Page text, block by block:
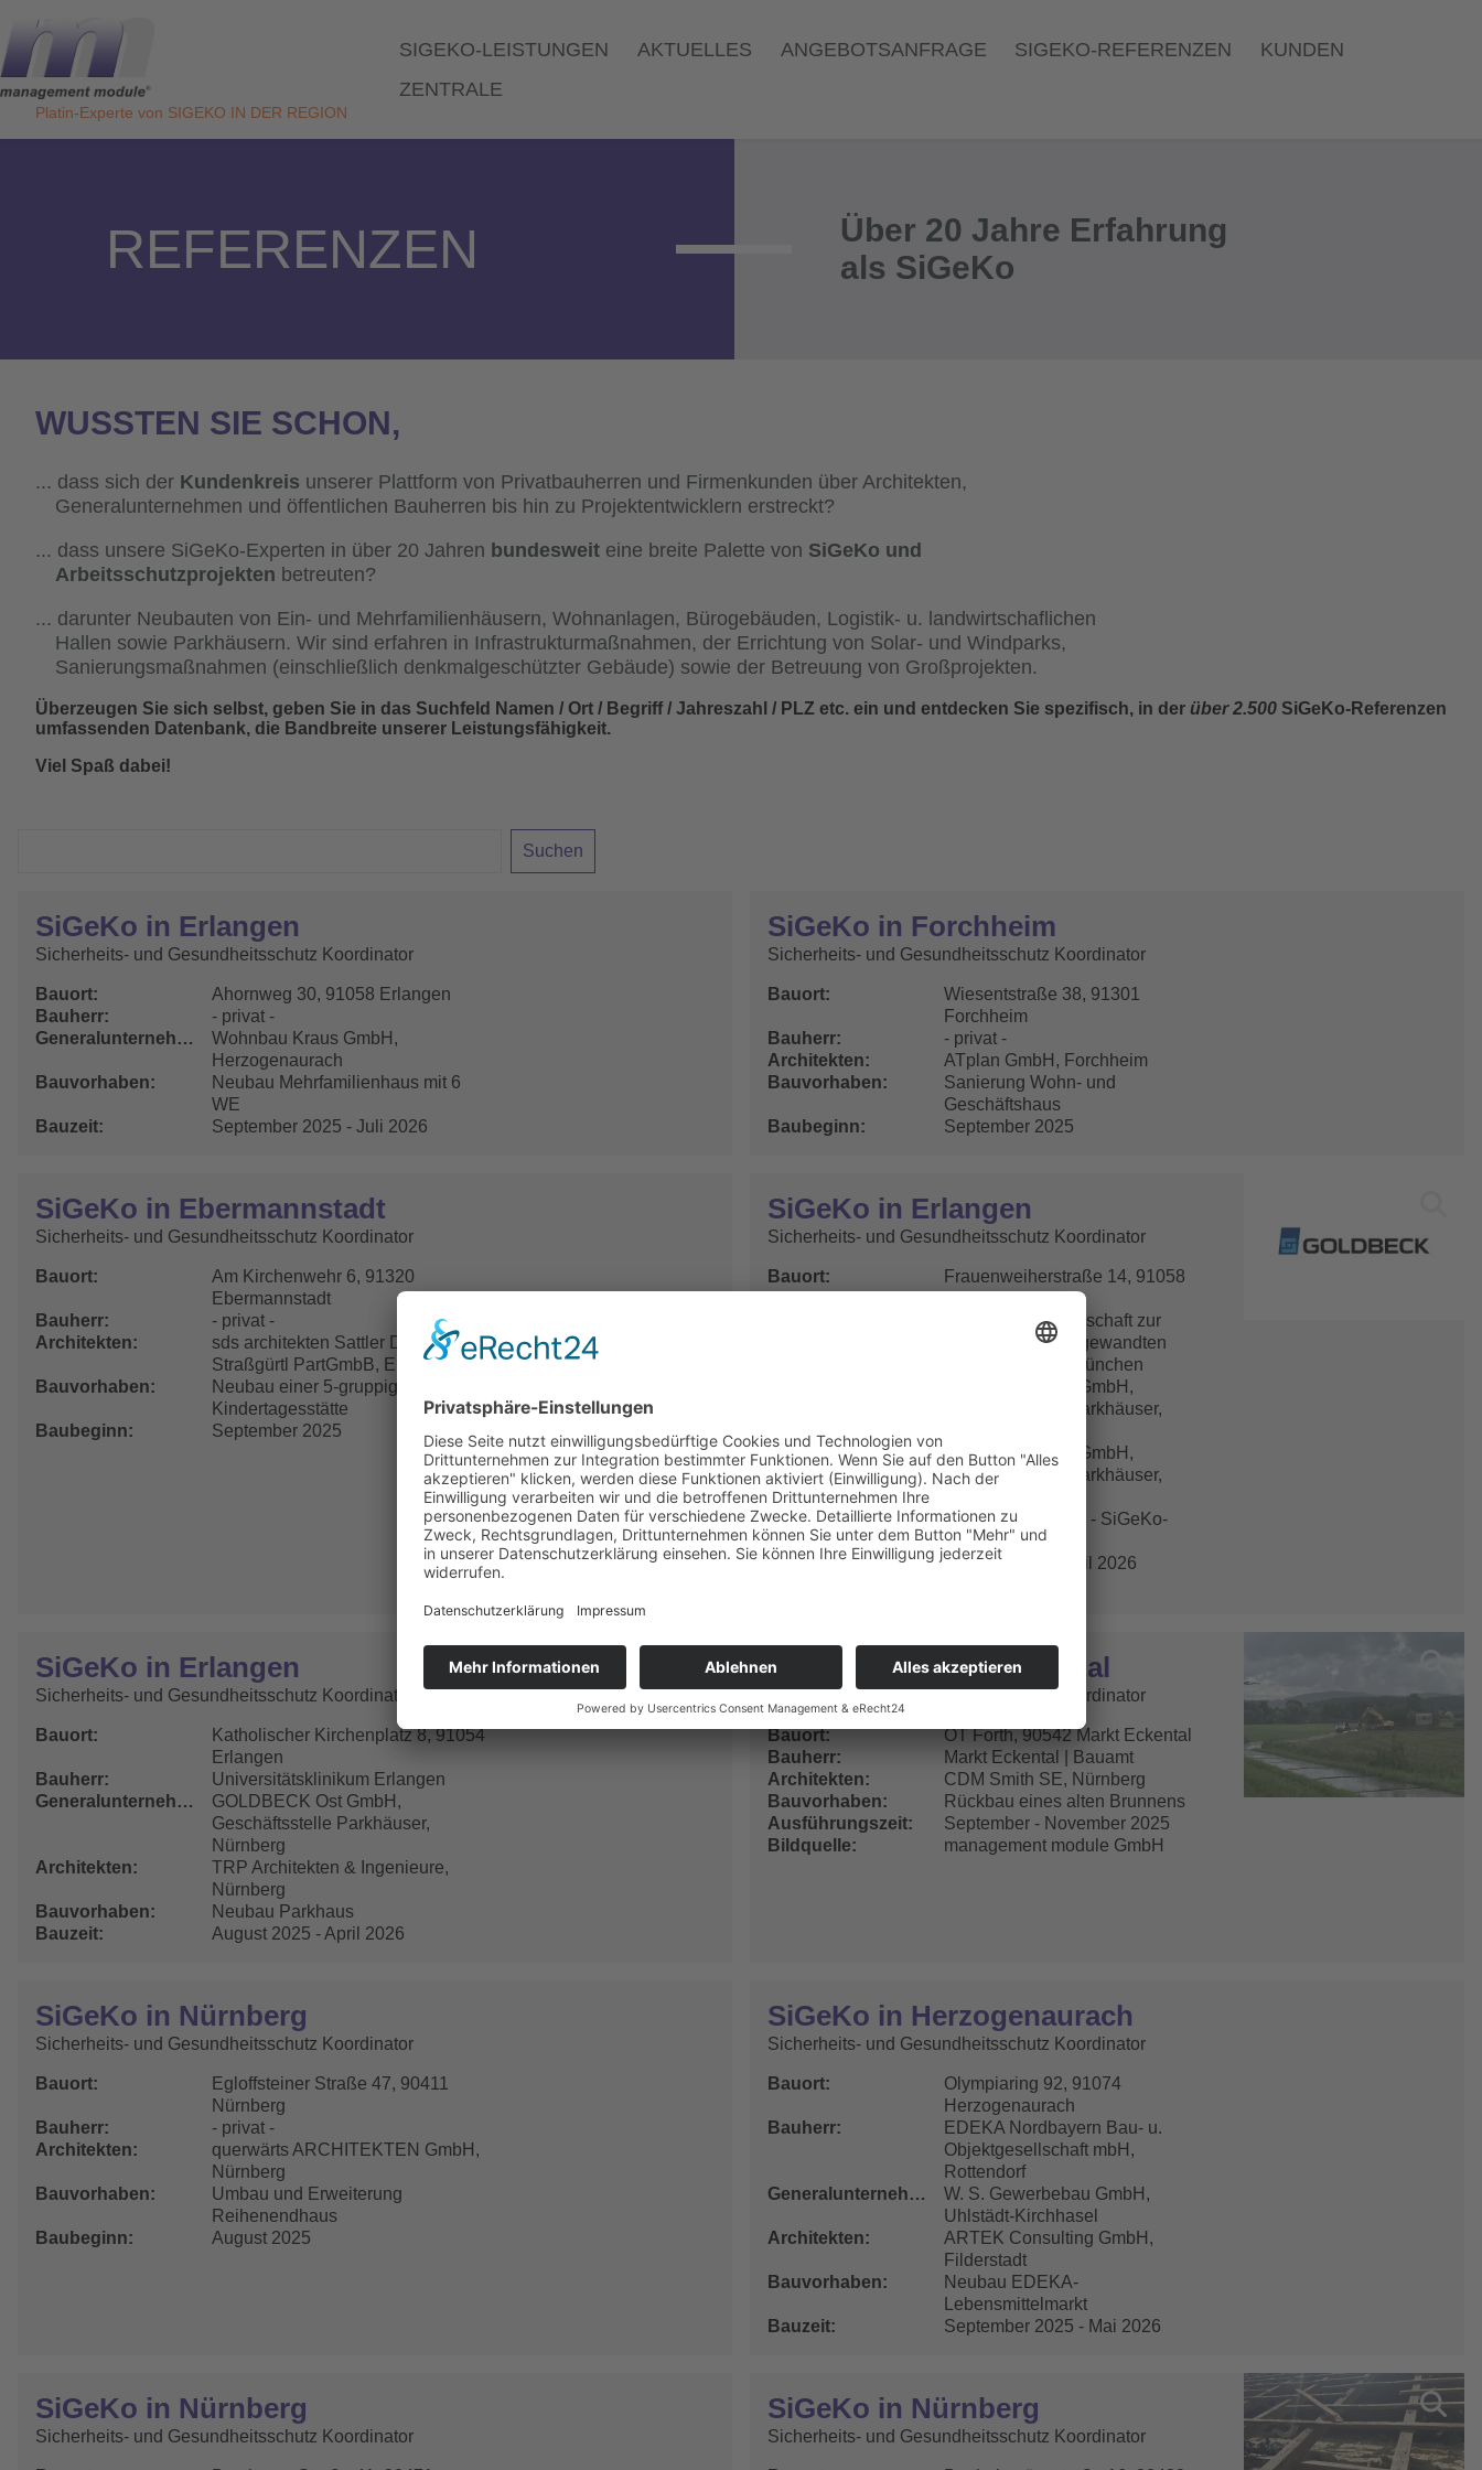
Inhalt
Platin-Experte von SIGEKO IN DER REGION
HAUPTNAVIGATION
SIGEKO-LEISTUNGEN AKTUELLES ANGEBOTSANFRAGE SIGEKO-REFERENZEN
KUNDEN
ZENTRALE
REFERENZEN
Über 20 Jahre Erfahrung
als SiGeKo
WUSSTEN SIE SCHON,
dass sich der Kundenkreis unserer Plattform von Privatbauherren und Firmenkunden über Architekten,
Generalunternehmen und öffentlichen Bauherren bis hin zu Projektentwicklern erstreckt?
dass unsere SiGeKo-Experten in über 20 Jahren bundesweit eine breite Palette von SiGeKo und
Arbeitsschutzprojekten betreuten?
darunter Neubauten von Ein- und Mehrfamilienhäusern, Wohnanlagen, Bürogebäuden, Logistik- u. landwirtschaflichen
Hallen sowie Parkhäusern. Wir sind erfahren in Infrastrukturmaßnahmen, der Errichtung von Solar- und Windparks,
Sanierungsmaßnahmen (einschließlich denkmalgeschützter Gebäude) sowie der Betreuung von Großprojekten.
Überzeugen Sie sich selbst, geben Sie in das Suchfeld Namen / Ort / Begriff / Jahreszahl / PLZ etc. ein und entdecken Sie spezifisch, in der über 2.500 SiGeKo-Referenzen
umfassenden Datenbank, die Bandbreite unserer Leistungsfähigkeit.
Viel Spaß dabei!
SiGeKo in Erlangen
Sicherheits- und Gesundheitsschutz Koordinator
Bauort
Ahornweg 30, 91058 Erlangen
Bauherr
- privat -
Generalunternehmer
Wohnbau Kraus GmbH,
Herzogenaurach
Bauvorhaben
Neubau Mehrfamilienhaus mit 6
WE
Bauzeit
September 2025 - Juli 2026
SiGeKo in Forchheim
Sicherheits- und Gesundheitsschutz Koordinator
Bauort
Wiesentstraße 38, 91301
Forchheim
Bauherr
- privat -
Architekten
ATplan GmbH, Forchheim
Bauvorhaben
Sanierung Wohn- und
Geschäftshaus
Baubeginn
September 2025
SiGeKo in Ebermannstadt
Sicherheits- und Gesundheitsschutz Koordinator
Bauort
Am Kirchenwehr 6, 91320
Ebermannstadt
Bauherr
- privat -
Architekten
sds architekten Sattler Deilke
Straßgürtl PartGmbB, Erlangen
Bauvorhaben
Neubau einer 5-gruppigen
Kindertagesstätte
Baubeginn
September 2025
SiGeKo in Erlangen
Sicherheits- und Gesundheitsschutz Koordinator
Bauort
Frauenweiherstraße 14, 91058
Fraunhofer-Gesellschaft zur
Förderung der angewandten
Forschung e.V., München
GOLDBECK Ost GmbH,
Geschäftsstelle Parkhäuser,
Architekten
GOLDBECK Ost GmbH,
Geschäftsstelle Parkhäuser,
Bauvorhaben
Neubau Parkhaus - SiGeKo-
Planungsphase
Bauzeit
August 2025 - April 2026
SiGeKo in Erlangen
Sicherheits- und Gesundheitsschutz Koordinator
Bauort
Katholischer Kirchenplatz 8, 91054
Erlangen
Bauherr
Universitätsklinikum Erlangen
Generalunternehmer
GOLDBECK Ost GmbH,
Geschäftsstelle Parkhäuser,
Nürnberg
Architekten
TRP Architekten & Ingenieure,
Nürnberg
Bauvorhaben
Neubau Parkhaus
Bauzeit
August 2025 - April 2026
SiGeKo in Markt Eckental
Sicherheits- und Gesundheitsschutz Koordinator
Bauort
OT Forth, 90542 Markt Eckental
Bauherr
Markt Eckental | Bauamt
Architekten
CDM Smith SE, Nürnberg
Bauvorhaben
Rückbau eines alten Brunnens
Ausführungszeit
September - November 2025
Bildquelle
management module GmbH
SiGeKo in Nürnberg
Sicherheits- und Gesundheitsschutz Koordinator
Bauort
Egloffsteiner Straße 47, 90411
Nürnberg
Bauherr
- privat -
Architekten
querwärts ARCHITEKTEN GmbH,
Nürnberg
Bauvorhaben
Umbau und Erweiterung
Reihenendhaus
Baubeginn
August 2025
SiGeKo in Herzogenaurach
Sicherheits- und Gesundheitsschutz Koordinator
Bauort
Olympiaring 92, 91074
Herzogenaurach
Bauherr
EDEKA Nordbayern Bau- u.
Objektgesellschaft mbH,
Rottendorf
Generalunternehmer
W. S. Gewerbebau GmbH,
Uhlstädt-Kirchhasel
Architekten
ARTEK Consulting GmbH,
Filderstadt
Bauvorhaben
Neubau EDEKA-
Lebensmittelmarkt
Bauzeit
September 2025 - Mai 2026
SiGeKo in Nürnberg
Sicherheits- und Gesundheitsschutz Koordinator
SiGeKo in Nürnberg
Sicherheits- und Gesundheitsschutz Koordinator